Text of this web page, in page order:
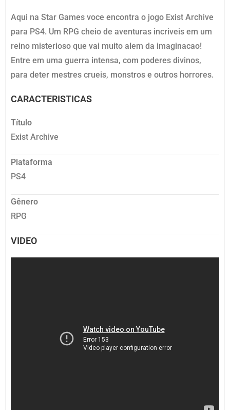
Aqui na Star Games voce encontra o jogo Exist Archive
para PS4. Um RPG cheio de aventuras incriveis em um
reino misterioso que vai muito alem da imaginacao!
Entre em uma guerra intensa, com poderes divinos,
para deter mestres crueis, monstros e outros horrores.
CARACTERISTICAS
Título
Exist Archive
Plataforma
PS4
Gênero
RPG
VIDEO